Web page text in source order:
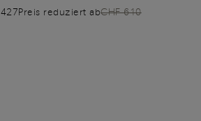
Preis reduziert abCHF 610